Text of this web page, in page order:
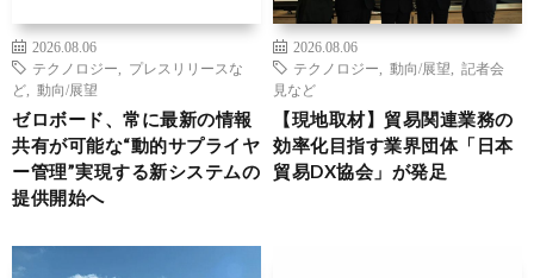
2026.08.06
テクノロジー
プレスリリースな
ど
動向/展望
ゼロボード、常に最新の情報
共有が可能な“動的サプライヤ
ー管理”実現する新システムの
提供開始へ
2026.08.06
テクノロジー
動向/展望
記者会
見など
【現地取材】貿易関連業務の
効率化目指す業界団体「日本
貿易DX協会」が発足